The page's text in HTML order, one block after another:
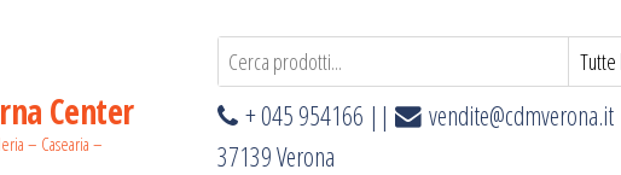
Center
– Casearia –
+ 045 954166 || vendite@cdmverona.it
37139 Verona